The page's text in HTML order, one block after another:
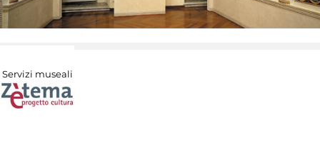
Servizi museali